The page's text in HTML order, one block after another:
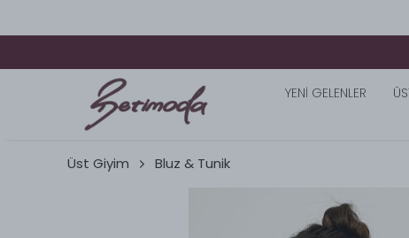
YENİ GELENLER
Üst Giyim Bluz & Tunik